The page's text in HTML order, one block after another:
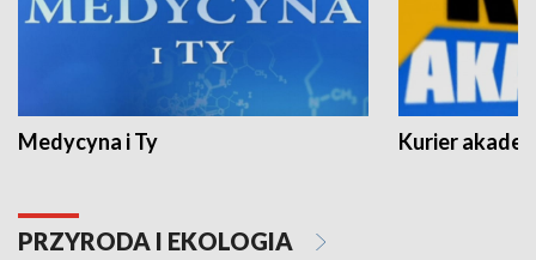
Medycyna i Ty Kurier
PRZYRODA I EKOLOGIA